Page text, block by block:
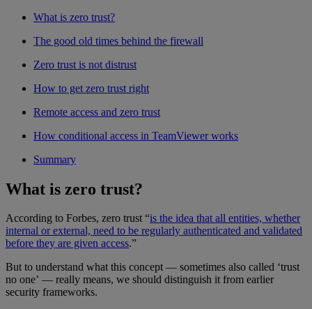
What is zero trust?
The good old times behind the firewall
Zero trust is not distrust
How to get zero trust right
Remote access and zero trust
How conditional access in TeamViewer works
Summary
What is zero trust?
According to Forbes, zero trust “is the idea that all entities, whether
internal or external, need to be regularly authenticated and validated
before they are given access.”
But to understand what this concept — sometimes also called ‘trust
no one’ — really means, we should distinguish it from earlier
security frameworks.